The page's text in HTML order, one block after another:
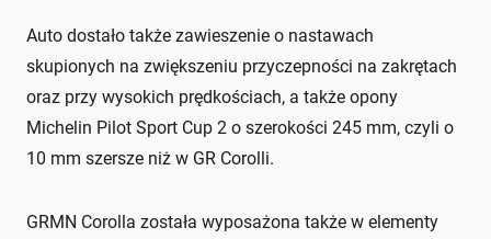
Auto dostało także zawieszenie o nastawach
skupionych na zwiększeniu przyczepności na zakrętach
oraz przy wysokich prędkościach, a także opony
Michelin Pilot Sport Cup 2 o szerokości 245 mm, czyli o
10 mm szersze niż w GR Corolli.
GRMN Corolla została wyposażona także w elementy